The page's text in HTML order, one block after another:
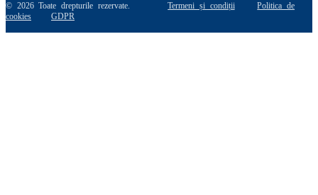
© 2026 Toate drepturile rezervate.Termeni și condiții
Politica de
cookies
GDPR